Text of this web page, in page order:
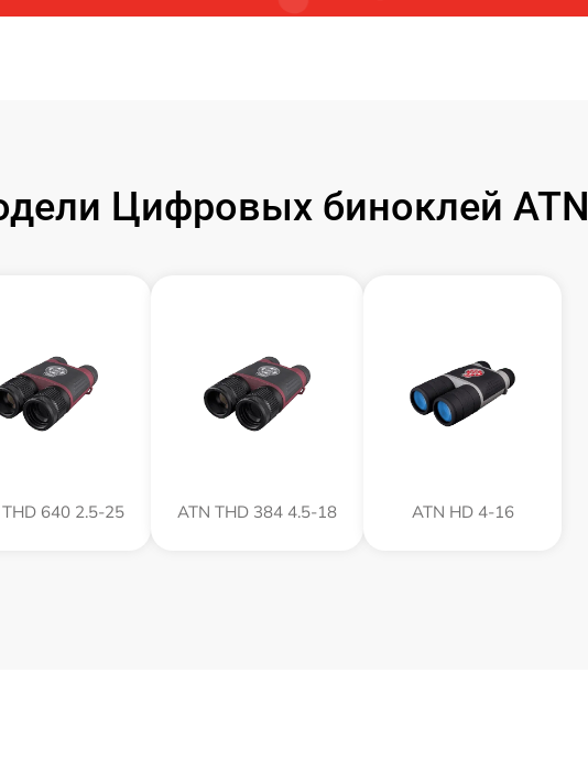
Цифровых биноклей ATN
640 2.5-25 ATN THD 384 4.5-18 ATN HD 4-16